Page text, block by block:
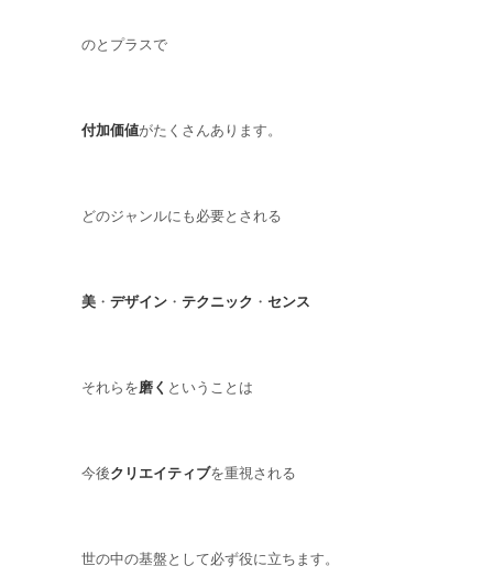
のとプラスで
付加価値がたくさんあります。
どのジャンルにも必要とされる
美 ・ デザイン ・ テクニック ・ センス
それらを磨く ということは
今後クリエイティブを重視される
世の中の基盤として必ず役に立ちます。